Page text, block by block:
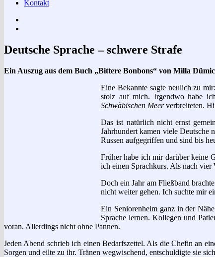
Kontakt
Deutsche Sprache – schwere Strafe
Ein Auszug aus dem Buch „Bittere Bonbons“ von Milla
Eine Bekannte sagte neulich zu
stolz auf mich. Irgendwo habe
Schwäbischen Meerverbreiteten.
Das ist natürlich nicht ernst
Jahrhundert kamen viele
Russen aufgegriffen und sind bis
Früher habe ich mir darüber keine
ich einen Sprachkurs. Als nach
Doch ein Jahr am Fließband
nicht weiter gehen. Ich suchte mir
Ein Seniorenheim ganz in der
Sprache lernen. Kollegen und
voran. Allerdings nicht ohne Pannen.
Jeden Abend schrieb ich einen Bedarfszettel. Als die Chefin an
Sorgen und eilte zu ihr. Tränen wegwischend, entschuldigte sie